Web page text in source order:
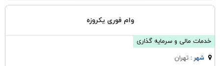
وام فوری یکروزه
خدمات مالی و سرمایه گذاری
شهر :تهران